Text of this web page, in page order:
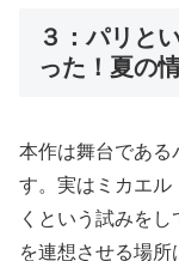
３：パリと
った！夏の
本作は舞台である
す。実はミカエル
くという試みを
を連想させる場所